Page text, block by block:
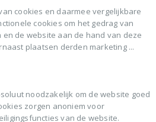
cookies en daarmee vergelijkbare
cookies om het gedrag van
de website aan de hand van deze
plaatsen derden marketing ...
noodzakelijk om de website goed
zorgen anoniem voor
van de website.